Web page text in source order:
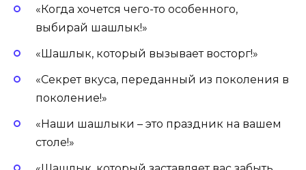
«Когда хочется чего-то особенного,
выбирай шашлык!»
«Шашлык, который вызывает восторг!»
«Секрет вкуса, переданный из поколения в
поколение!»
«Наши шашлыки – это праздник на вашем
столе!»